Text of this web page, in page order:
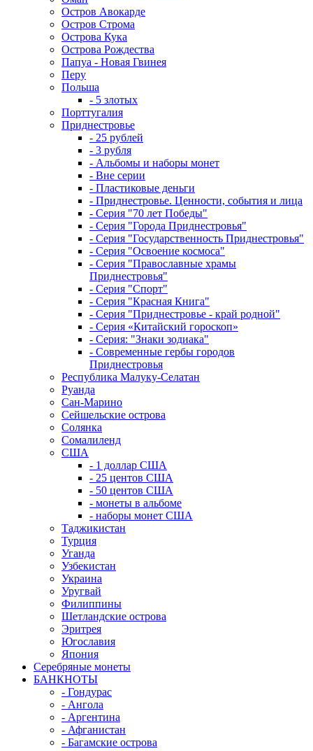
Остров Авокарде
Остров Строма
Острова Кука
Острова Рождества
Папуа - Новая Гвинея
Перу
Польша
- 5 злотых
Порттугалия
Приднестровье
- 25 рублей
- 3 рубля
- Альбомы и наборы монет
- Вне серии
- Пластиковые деньги
- Приднестровье. Ценности, события и лица
- Серия "70 лет Победы"
- Серия "Города Приднестровья"
- Серия "Государственность Приднестровья"
- Серия "Освоение космоса"
- Серия "Православные храмы
Приднестровья"
- Серия "Спорт"
- Серия "Красная Книга"
- Серия "Приднестровье - край родной"
- Серия «Китайский гороскоп»
- Серия: "Знаки зодиака"
- Современные гербы городов
Приднестровья
Республика Малуку-Селатан
Руанда
Сан-Марино
Сейшельские острова
Солянка
Сомалиленд
США
- 1 доллар США
- 25 центов США
- 50 центов США
- монеты в альбоме
- наборы монет США
Таджикистан
Турция
Уганда
Узбекистан
Украина
Уругвай
Филиппины
Шетландские острова
Эритрея
Югославия
Япония
Серебряные монеты
БАНКНОТЫ
- Гондурас
- Ангола
- Аргентина
- Афганистан
- Багамские острова